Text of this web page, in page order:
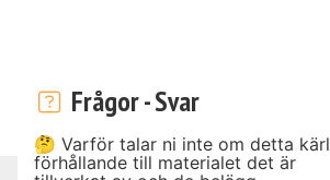
Frågor - Svar
🤔 Varför talar ni inte om detta
förhållande till materialet det är